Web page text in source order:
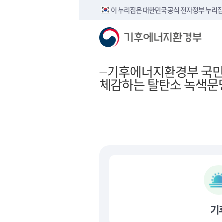
이 누리집은 대한민국 공식 전자정부 누리
기